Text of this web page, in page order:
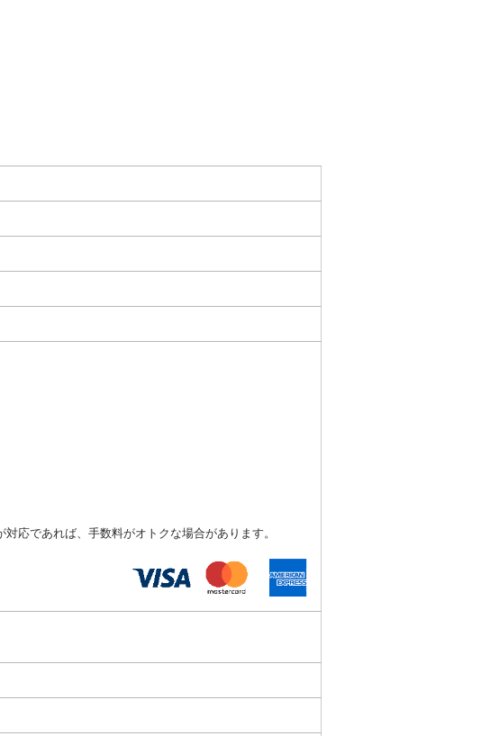
応であれば、手数料がオトクな場合があります。